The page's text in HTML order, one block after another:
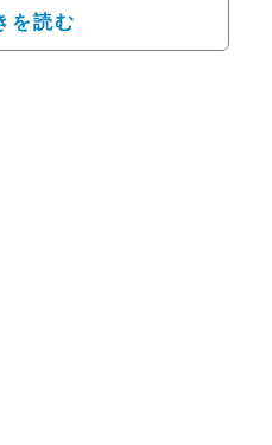
思い出を呼び起
を読む